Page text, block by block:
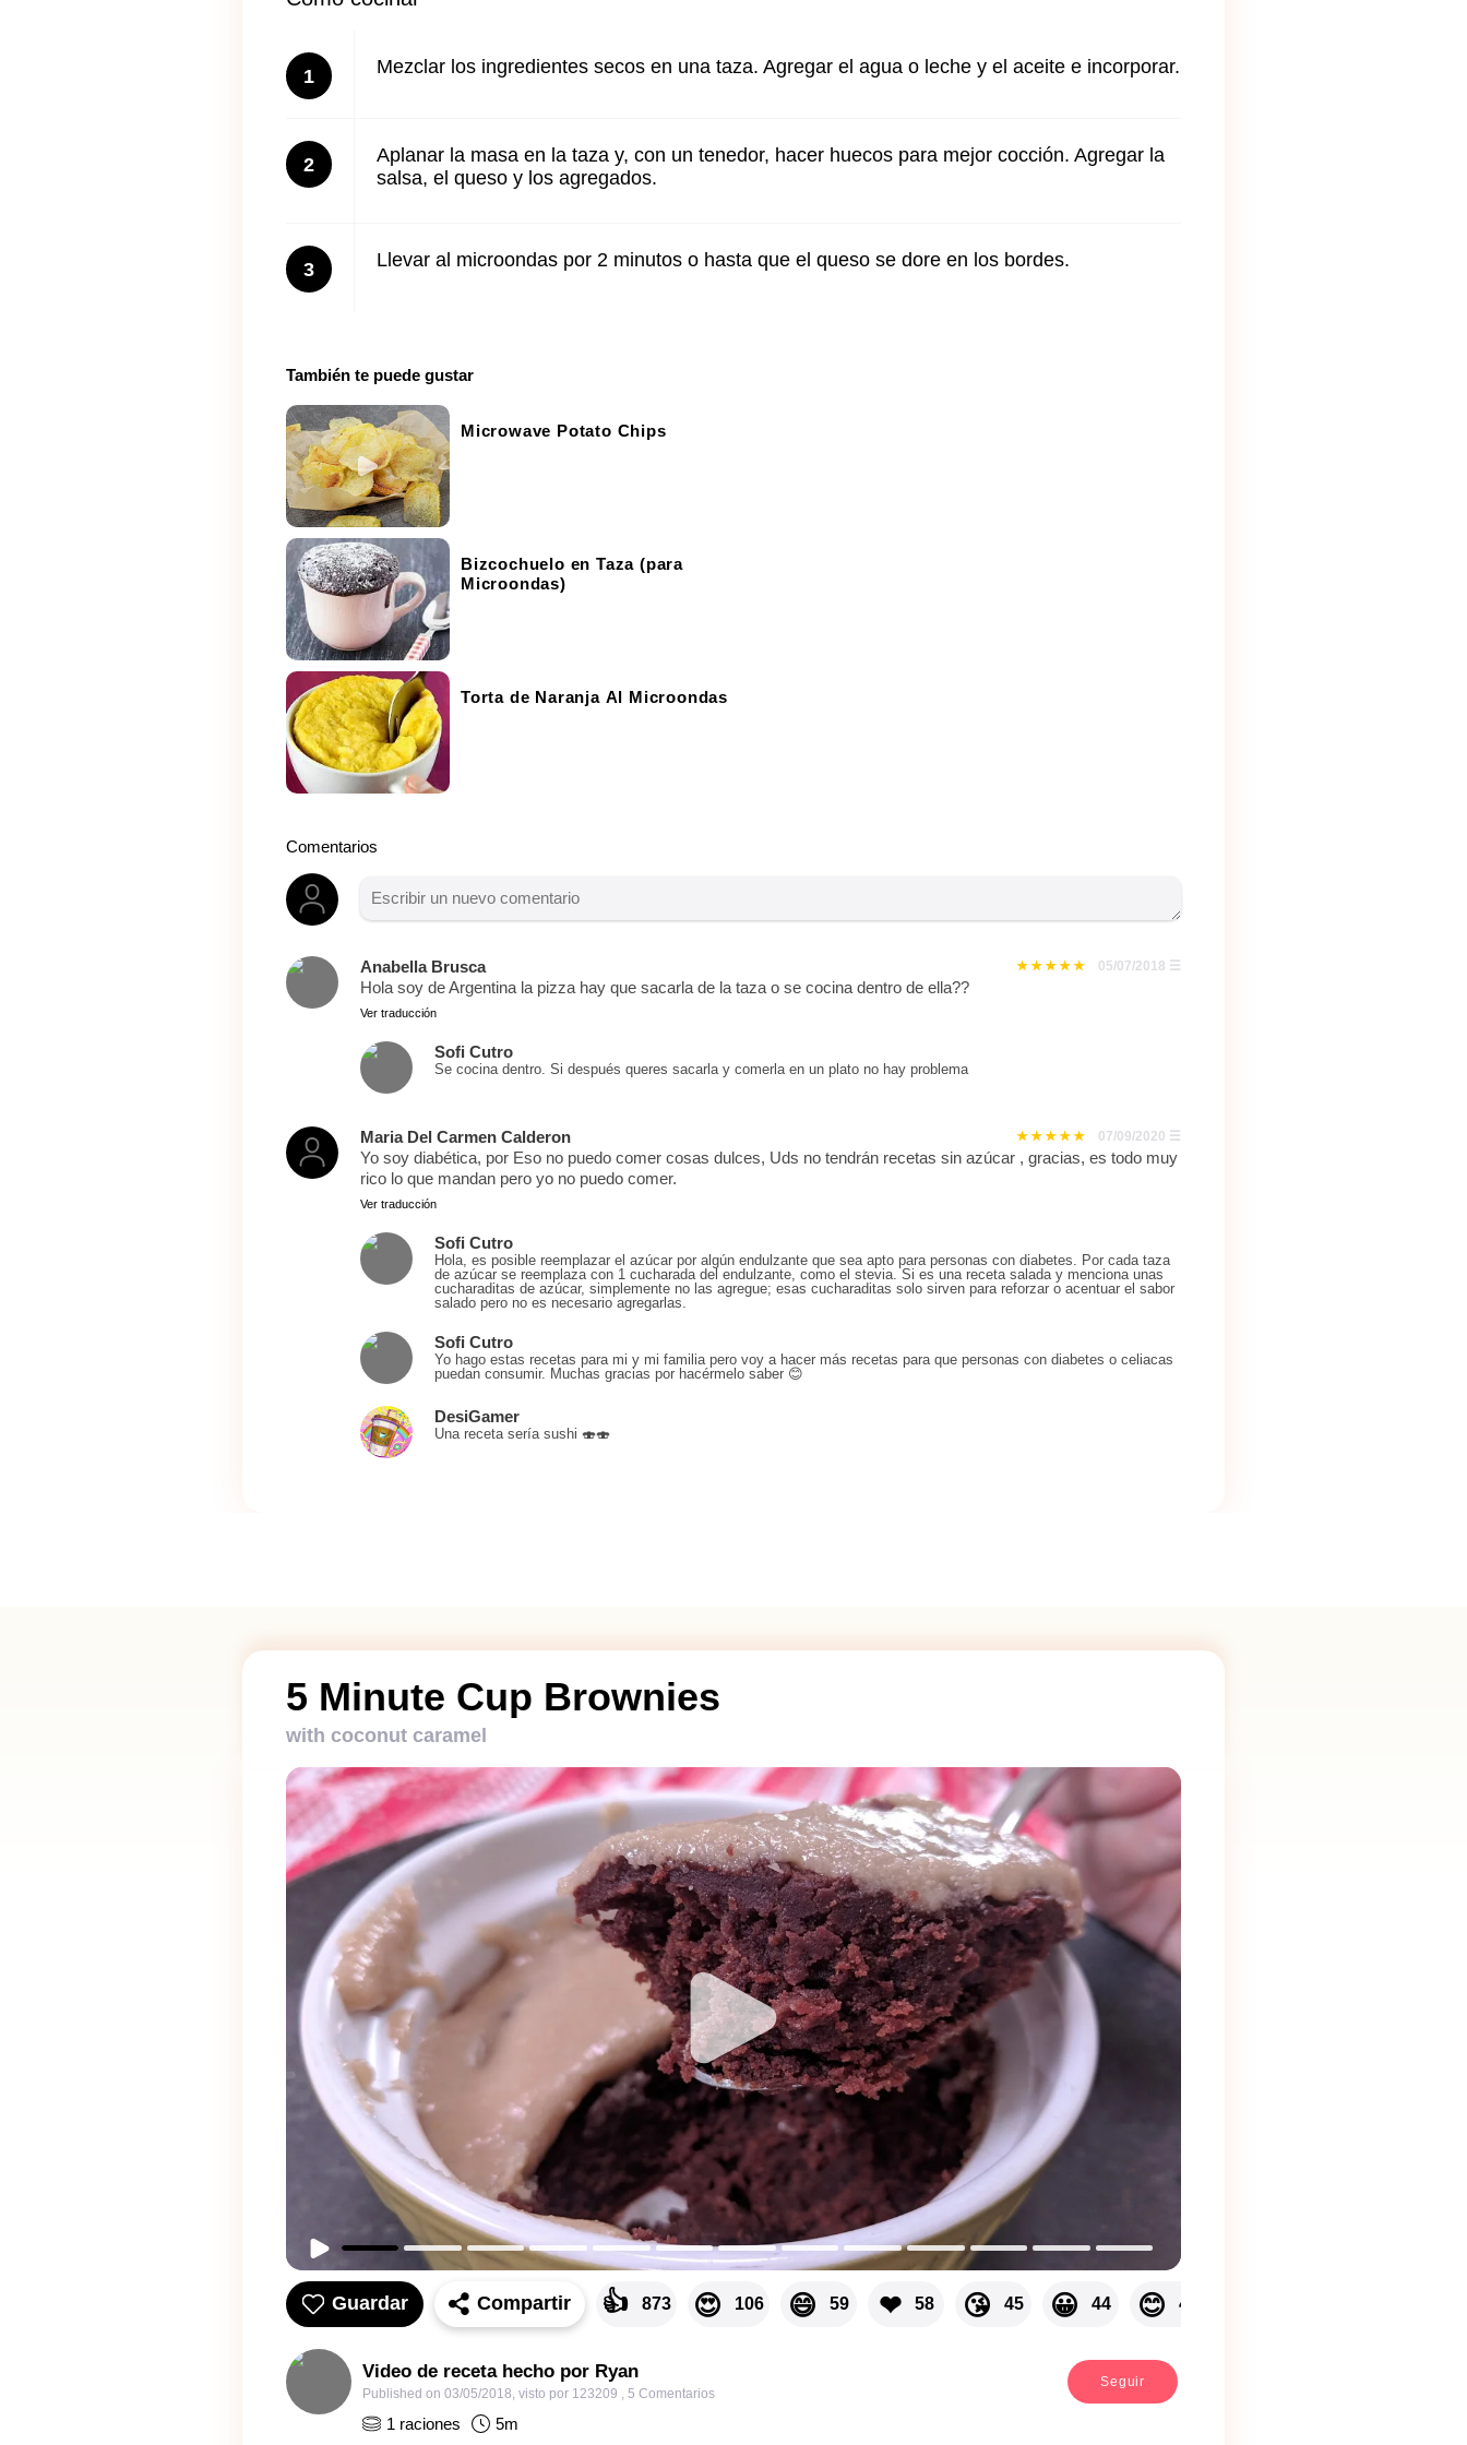
1 Mezclar los ingredientes secos en una taza. Agregar el agua o leche y el aceite e incorporar.
2
Aplanar la masa en la taza y, con un tenedor, hacer huecos para mejor cocción. Agregar la
salsa, el queso y los agregados.
3 Llevar al microondas por 2 minutos o hasta que el queso se dore en los bordes.
También te puede gustar
Microwave Potato Chips
Bizcochuelo en Taza (para
Microondas)
Torta de Naranja Al Microondas
Comentarios
Anabella Brusca 05/07/2018 ☰
Hola soy de Argentina la pizza hay que sacarla de la taza o se cocina dentro de ella??
Ver traducción
Sofi Cutro
Se cocina dentro. Si después queres sacarla y comerla en un plato no hay problema
Maria Del Carmen Calderon 07/09/2020 ☰
Yo soy diabética, por Eso no puedo comer cosas dulces, Uds no tendrán recetas sin azúcar , gracias, es todo muy
rico lo que mandan pero yo no puedo comer.
Ver traducción
Sofi Cutro
Hola, es posible reemplazar el azúcar por algún endulzante que sea apto para personas con diabetes. Por cada taza
de azúcar se reemplaza con 1 cucharada del endulzante, como el stevia. Si es una receta salada y menciona unas
cucharaditas de azúcar, simplemente no las agregue; esas cucharaditas solo sirven para reforzar o acentuar el sabor
salado pero no es necesario agregarlas.
Sofi Cutro
Yo hago estas recetas para mi y mi familia pero voy a hacer más recetas para que personas con diabetes o celiacas
puedan consumir. Muchas gracias por hacérmelo saber 😊
DesiGamer
Una receta sería sushi 🍣🍣
5 Minute Cup Brownies
with coconut caramel
Guardar Compartir 👍 873 😍 106 😄 59 ❤ 58 😘 45 😀 44 😊 42
Video de receta hecho por Ryan
Published on 03/05/2018 visto por 123209 5 Comentarios
Seguir
1 raciones 5m